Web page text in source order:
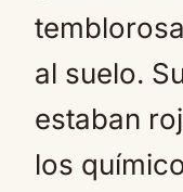
al suelo.
estaban
los